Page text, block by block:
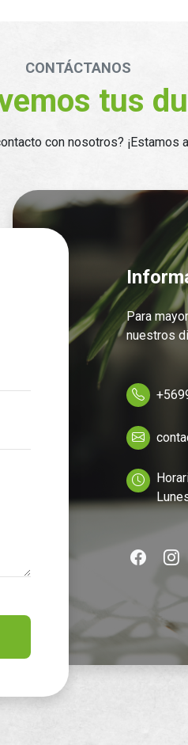
CONTÁCTANOS
tus
con nosotros? ¡Estamos
Para
nuestros